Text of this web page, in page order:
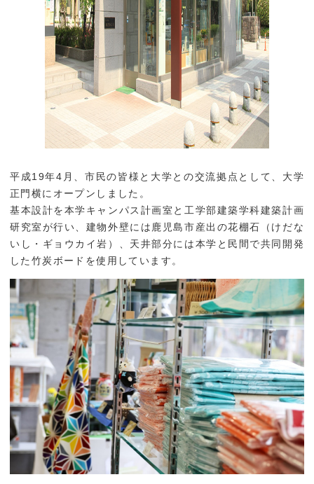
平成19年4月、市民の皆様と大学との交流拠点として、大学
正門横にオープンしました。
基本設計を本学キャンパス計画室と工学部建築学科建築計画
研究室が行い、建物外壁には鹿児島市産出の花棚石（けだな
いし・ギョウカイ岩）、天井部分には本学と民間で共同開発
した竹炭ボードを使用しています。